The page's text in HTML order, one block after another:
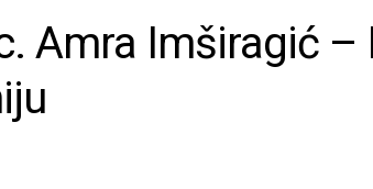
Amra Imširagić –